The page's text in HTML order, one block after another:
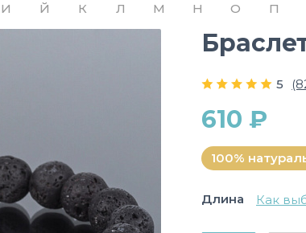
И Й К Л М Н О П
5
610 ₽
100%
Длина Как